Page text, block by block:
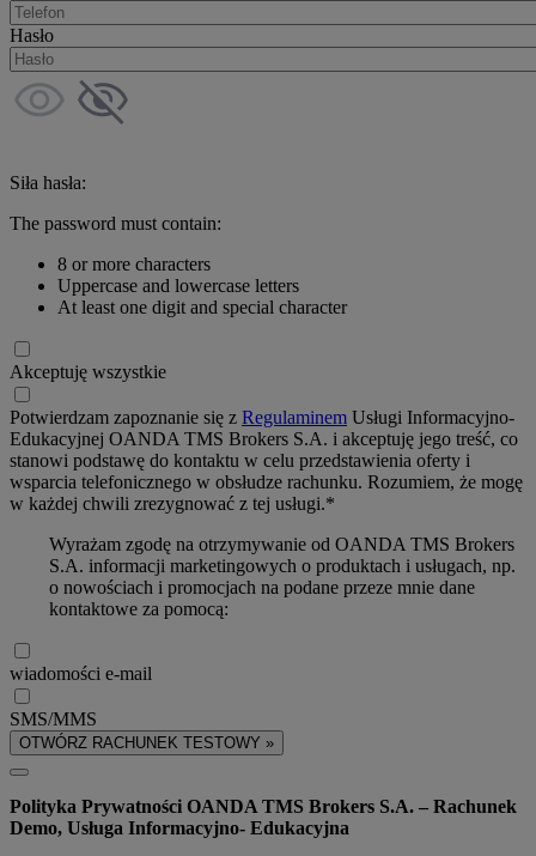
Hasło
Siła hasła:
The password must contain:
8 or more characters
Uppercase and lowercase letters
At least one digit and special character
Akceptuję wszystkie
Potwierdzam zapoznanie się z Regulaminem Usługi Informacyjno-
Edukacyjnej OANDA TMS Brokers S.A. i akceptuję jego treść, co
stanowi podstawę do kontaktu w celu przedstawienia oferty i
wsparcia telefonicznego w obsłudze rachunku. Rozumiem, że mogę
w każdej chwili zrezygnować z tej usługi.*
Wyrażam zgodę na otrzymywanie od OANDA TMS Brokers
S.A. informacji marketingowych o produktach i usługach, np.
o nowościach i promocjach na podane przeze mnie dane
kontaktowe za pomocą:
wiadomości e-mail
SMS/MMS
OTWÓRZ RACHUNEK TESTOWY »
Polityka Prywatności OANDA TMS Brokers S.A. – Rachunek
Demo, Usługa Informacyjno- Edukacyjna